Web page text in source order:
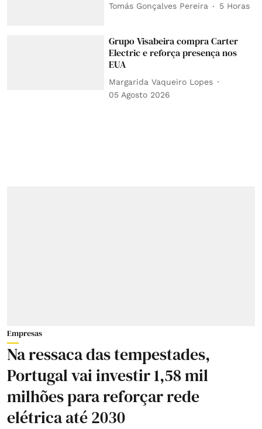
Tomás Gonçalves Pereira 5 Horas
Grupo Visabeira compra Carter
Electric e reforça presença nos
EUA
Margarida Vaqueiro Lopes
05 Agosto 2026
Empresas
Na ressaca das tempestades,
Portugal vai investir 1,58 mil
milhões para reforçar rede
elétrica até 2030